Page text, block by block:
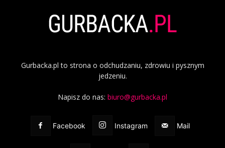
Gurbacka.pl to strona o odchudzaniu, zdrowiu i pysznym
jedzeniu.
Napisz do nas: biuro@gurbacka.pl
Facebook Instagram Mail